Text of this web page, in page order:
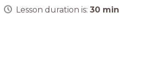
Lesson duration is: 30 min